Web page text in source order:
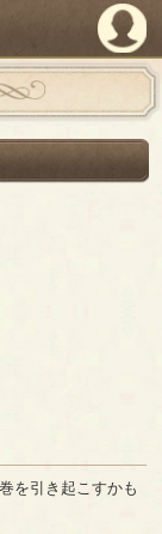
を引き起こすかも